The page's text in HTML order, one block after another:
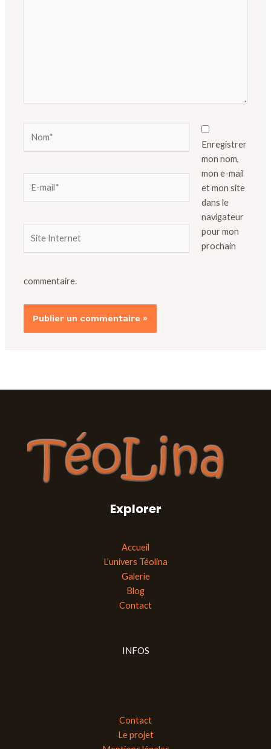
mail*
Internet
Enregistrer
mon nom,
mon e-mail
et mon site
dans le
navigateur
pour mon
prochain
commentaire.
Explorer
Accueil
L’univers Téolina
Galerie
Blog
Contact
INFOS
Contact
Le projet